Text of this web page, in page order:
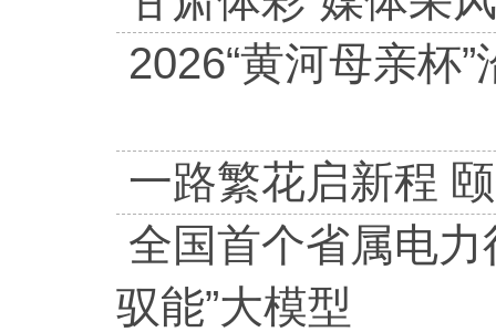
2026“黄河母亲杯
一路繁花启新程
全国首个省属电
驭能”大模型